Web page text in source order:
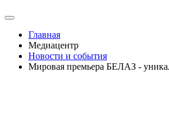
Главная
Медиацентр
Новости и события
Мировая премьера БЕЛАЗ -